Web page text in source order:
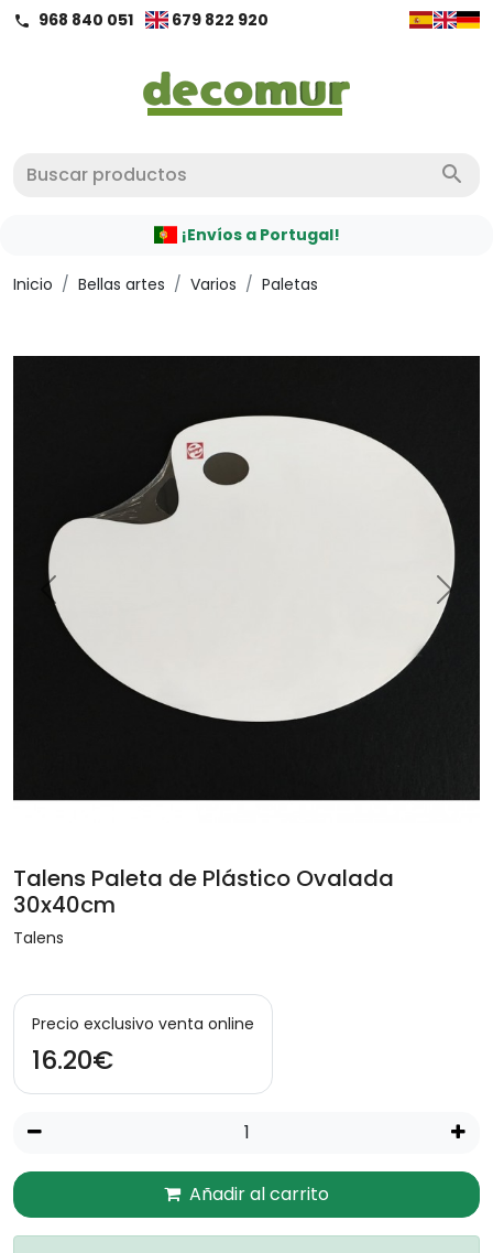
call 968 840 051 679 822 920
search
¡Envíos a Portugal!
Inicio / Bellas artes / Varios / Paletas
Previous Next
Talens Paleta de Plástico Ovalada
30x40cm
Talens
Precio exclusivo venta online
16.20€
Añadir al carrito